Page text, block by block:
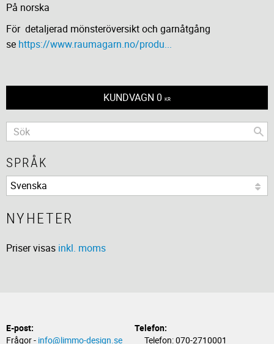
På norska
För detaljerad mönsteröversikt och garnåtgång
se https://www.raumagarn.no/produ...
KUNDVAGN 0 KR
SPRÅK
NYHETER
Priser visas inkl. moms
E-post:
Telefon:
Frågor - info@limmo-design.se Telefon: 070-2710001